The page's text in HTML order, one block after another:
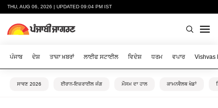
THU, AUG 06, 2026 | UPDATED 09:04 PM IST
ਪੰਜਾਬ ਦੇਸ਼ ਤਾਜ਼ਾ ਖ਼ਬਰਾਂ ਲਾਈਫ ਸਟਾਈਲ ਵਿਦੇਸ਼ ਧਰਮ ਵਪਾਰ Vishvas
ਸਾਵਣ 2026 ਈਰਾਨ-ਇਜ਼ਰਾਈਲ ਜੰਗ ਮੌਸਮ ਦਾ ਹਾਲ ਕਾਮਨਵੈਲਥ ਖੇਡਾਂ